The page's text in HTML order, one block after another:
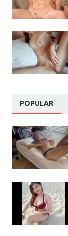
POPULAR